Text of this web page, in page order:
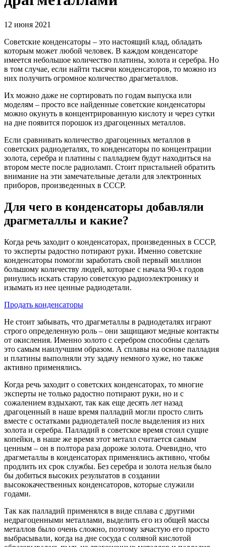
12 июня 2021
Советские конденсаторы – это настоящий клад, обладать
которым может любой человек. В каждом конденсаторе
имеется небольшое количество платины, золота и серебра. Но
в том случае, если найти тысячи конденсаторов, то можно из
них получить огромное количество драгметаллов.
Их можно даже не сортировать по годам выпуска или
моделям – просто все найденные советские конденсаторы
можно окунуть в концентрированную кислоту и через сутки
на дне появится порошок из драгоценных металлов.
Если сравнивать количество драгоценных металлов в
советских радиодеталях, то конденсаторы по концентрации
золота, серебра и платины с палладием будут находиться на
втором месте после радиоламп. Стоит пристальней обратить
внимание на эти замечательные детали для электронных
приборов, произведенных в СССР.
Для чего в конденсаторы добавляли
драгметаллы и какие?
Когда речь заходит о конденсаторах, произведенных в СССР,
то эксперты радостно потирают руки. Именно советские
конденсаторы помогли заработать свой первый миллион
большому количеству людей, которые с начала 90-х годов
ринулись искать старую советскую радиоэлектронику и
изымать из нее ценные радиодетали.
Продать конденсаторы
Не стоит забывать, что драгметаллы в радиодеталях играют
строго определенную роль – они защищают медные контакты
от окисления. Именно золото с серебром способны сделать
это самым наилучшим образом. А сплавы на основе палладия
и платины выполняли эту задачу немного хуже, но также
активно применялись.
Когда речь заходит о советских конденсаторах, то многие
эксперты не только радостно потирают руки, но и с
сожалением вздыхают, так как еще десять лет назад
драгоценный в наше время палладий могли просто слить
вместе с остатками радиодеталей после выделения из них
золота и серебра. Палладий в советское время стоил сущие
копейки, в наше же время этот металл считается самым
ценным – он в полтора раза дороже золота. Очевидно, что
драгметаллы в конденсаторах применялись активно, чтобы
продлить их срок службы. Без серебра и золота нельзя было
бы добиться высоких результатов в создании
высококачественных конденсаторов, которые служили
годами.
Так как палладий применялся в виде сплава с другими
недрагоценными металлами, выделить его из общей массы
металлов было очень сложно, поэтому зачастую его просто
выбрасывали, когда на дне сосуда с соляной кислотой